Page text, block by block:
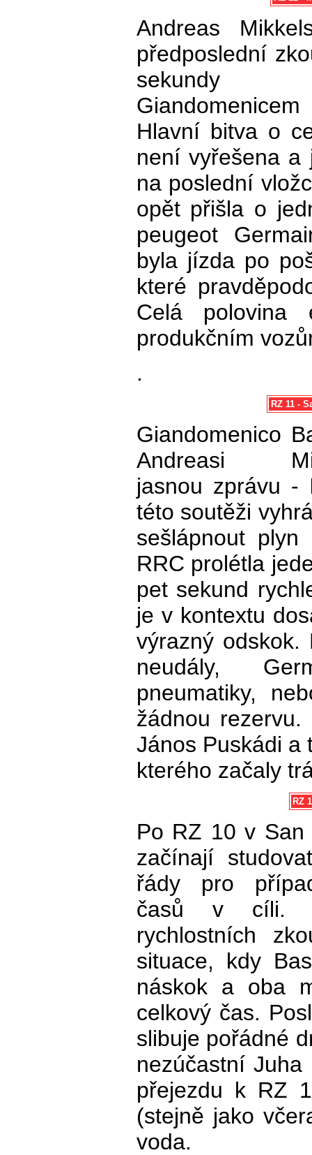
Andreas
předposlední
Hlavní bitva o
není vyřešena a
na poslední
opět přišla o
peugeot
byla jízda po
které
Celá
produkčním
.
RZ 11 -
Giandomenico
Andreasi
jasnou zprávu -
této soutěži
sešlápnout
RRC prolétla
pet sekund
je v kontextu
výrazný
neudály,
pneumatiky,
žádnou
János Puskádi a
kterého začaly
RZ
Po RZ 10 v San
začínají
řády pro
časů v cíli.
rychlostních
situace, kdy
náskok a oba
celkový čas.
slibuje pořádné
nezúčastní
přejezdu k RZ
(stejně jako
voda.